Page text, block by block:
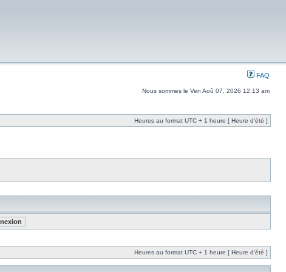
FAQ
Nous sommes le Ven Aoû 07, 2026 12:13 am
Heures au format UTC + 1 heure [ Heure d’été ]
Heures au format UTC + 1 heure [ Heure d’été ]